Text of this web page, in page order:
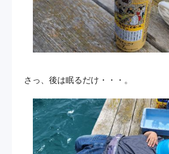
さっ、後は眠るだけ・・・。